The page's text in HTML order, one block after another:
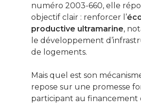
numéro 2003-660, elle
objectif clair : renforcer l’
productive ultramarine,
le développement
de logements.
Mais quel est son
repose sur une promesse
participant au financement